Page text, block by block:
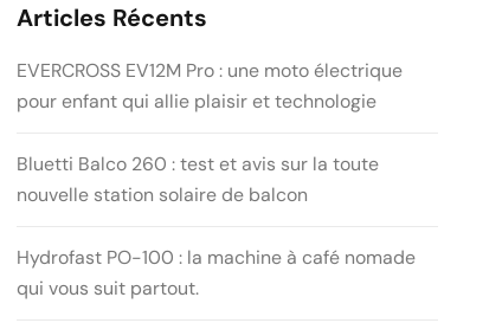
Articles Récents
EVERCROSS EV12M Pro : une moto électrique
pour enfant qui allie plaisir et technologie
Bluetti Balco 260 : test et avis sur la toute
nouvelle station solaire de balcon
Hydrofast PO-100 : la machine à café nomade
qui vous suit partout.